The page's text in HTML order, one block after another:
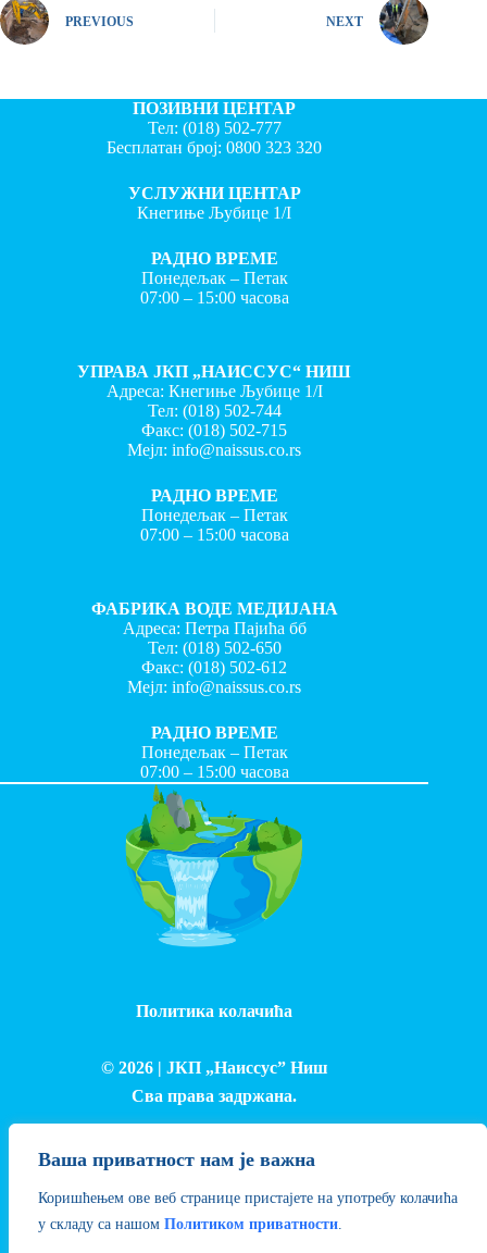
Ваша приватност нам је важна
Коришћењем ове веб странице пристајете на употребу колачића
у складу са нашом Политиком приватности.
PREVIOUS NEXT
ПОЗИВНИ ЦЕНТАР
Тел: (018) 502-777
Бесплатан број:0800 323 320
УСЛУЖНИ ЦЕНТАР
Кнегиње Љубице 1/I
РАДНО ВРЕМЕ
Понедељак – Петак
07:00 – 15:00 часова
УПРАВА ЈКП „НАИССУС“ НИШ
Адреса: Кнегиње Љубице 1/I
Тел: (018) 502-744
Факс:(018) 502-715
Мејл:info@naissus.co.rs
РАДНО ВРЕМЕ
Понедељак – Петак
07:00 – 15:00 часова
ФАБРИКА ВОДЕ МЕДИЈАНА
Адреса: Петра Пајића бб
Тел: (018) 502-650
Факс:(018) 502-612
Мејл:info@naissus.co.rs
РАДНО ВРЕМЕ
Понедељак – Петак
07:00 – 15:00 часова
Политика колачића
© 2026 | ЈКП „Наиссус” Ниш
Сва права задржана.
Израда и одржавање сајта - Лука Петровић